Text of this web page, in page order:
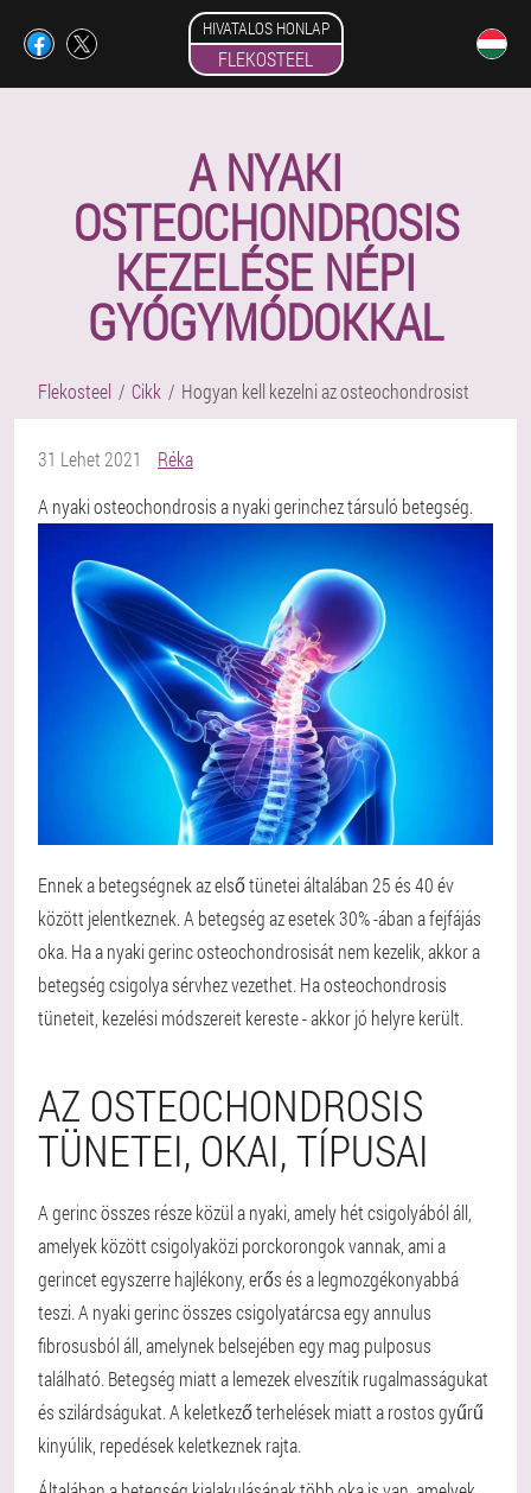
HIVATALOS HONLAP
FLEKOSTEEL
A NYAKI
OSTEOCHONDROSIS
KEZELÉSE NÉPI
GYÓGYMÓDOKKAL
Flekosteel Cikk Hogyan kell kezelni az osteochondrosist
31 Lehet 2021
Réka
A nyaki osteochondrosis a nyaki gerinchez társuló betegség.
Ennek a betegségnek az első tünetei általában 25 és 40 év
között jelentkeznek. A betegség az esetek 30% -ában a fejfájás
oka. Ha a nyaki gerinc osteochondrosisát nem kezelik, akkor a
betegség csigolya sérvhez vezethet. Ha osteochondrosis
tüneteit, kezelési módszereit kereste - akkor jó helyre került.
AZ OSTEOCHONDROSIS
TÜNETEI, OKAI, TÍPUSAI
A gerinc összes része közül a nyaki, amely hét csigolyából áll,
amelyek között csigolyaközi porckorongok vannak, ami a
gerincet egyszerre hajlékony, erős és a legmozgékonyabbá
teszi. A nyaki gerinc összes csigolyatárcsa egy annulus
fibrosusból áll, amelynek belsejében egy mag pulposus
található. Betegség miatt a lemezek elveszítik rugalmasságukat
és szilárdságukat. A keletkező terhelések miatt a rostos gyűrű
kinyúlik, repedések keletkeznek rajta.